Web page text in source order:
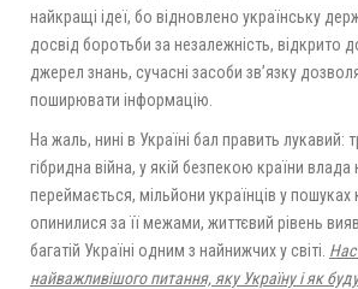
найкращі ідеї, бо відновлено українську
досвід боротьби за незалежність, відкрито
джерел знань, сучасні засоби зв’язку
поширювати інформацію.
На жаль, нині в Україні бал править лукавий:
гібридна війна, у якій безпекою країни влада
переймається, мільйони українців у пошуках
опинилися за її межами, життєвий рівень
багатій Україні одним з найнижчих у світі. Нас
найважливішого питання, яку Україну і як